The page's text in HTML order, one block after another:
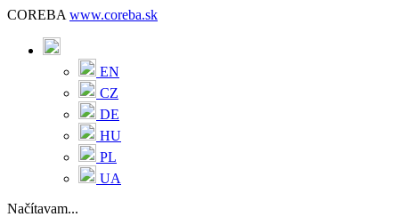
COREBA www.coreba.sk
EN
CZ
DE
HU
PL
UA
Načítavam...